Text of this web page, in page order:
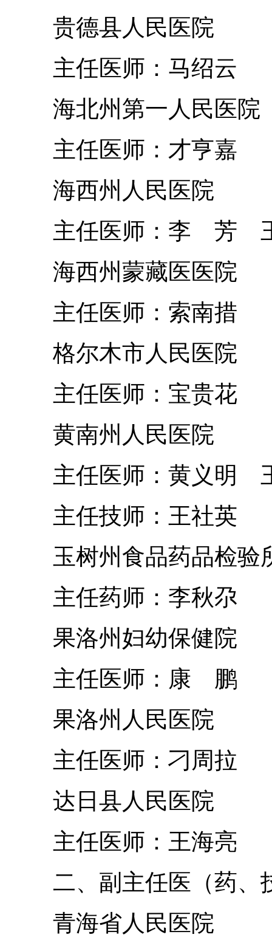
贵德县人民医院
主任医师：马绍云
海北州第一人民医院
主任医师：才亨嘉
海西州人民医院
主任医师：李 芳
海西州蒙藏医医院
主任医师：索南措
格尔木市人民医院
主任医师：宝贵花
黄南州人民医院
主任医师：黄义明
主任技师：王社英
玉树州食品药品检验
主任药师：李秋尕
果洛州妇幼保健院
主任医师：康 鹏
果洛州人民医院
主任医师：刁周拉
达日县人民医院
主任医师：王海亮
二、副主任医（药、
青海省人民医院